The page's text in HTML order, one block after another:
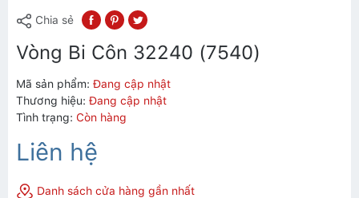
Chia sẻ
Vòng Bi Côn 32240 (7540)
Mã sản phẩm: Đang cập nhật
Thương hiệu: Đang cập nhật
Tình trạng: Còn hàng
Liên hệ
Danh sách cửa hàng gần nhất